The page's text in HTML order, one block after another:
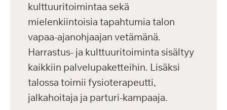
kulttuuritoimintaa sekä
mielenkiintoisia tapahtumia talon
vapaa-ajanohjaajan vetämänä.
Harrastus- ja kulttuuritoiminta sisältyy
kaikkiin palvelupaketteihin. Lisäksi
talossa toimii fysioterapeutti,
jalkahoitaja ja parturi-kampaaja.